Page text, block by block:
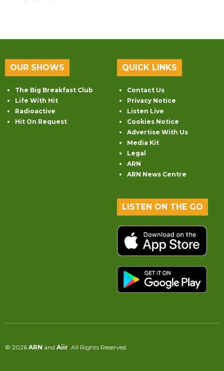
OUR SHOWS
The Big Breakfast Club
Life With Hit
Radioactive
Hit On Request
QUICK LINKS
Contact Us
Privacy Notice
Listen Live
Cookies Notice
Advertise With Us
Media Kit
Legal
ARN
ARN News Centre
LISTEN ON THE GO
© 2026 ARN and Aiir. All Rights Reserved.